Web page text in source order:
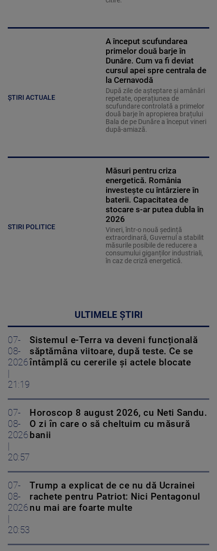
ȘTIRI ACTUALE
A început scufundarea
primelor două barje în
Dunăre. Cum va fi deviat
cursul apei spre centrala de
la Cernavodă
După zile de așteptare și amânări
repetate, operațiunea de
scufundare controlată a primelor
două barje în apropierea brațului
Bala de pe Dunăre a început vineri
după-amiază.
STIRI POLITICE
Măsuri pentru criza
energetică. România
investește cu întârziere în
baterii. Capacitatea de
stocare s-ar putea dubla în
2026
Vineri, într-o nouă ședință
extraordinară, Guvernul a stabilit
măsurile posibile de reducere a
consumului giganților industriali,
în caz de criză energetică.
ULTIMELE ȘTIRI
07-
08-
2026
21:19
Sistemul e-Terra va deveni funcțională
săptămâna viitoare, după teste. Ce se
întâmplă cu cererile și actele blocate
07-
08-
2026
20:57
Horoscop 8 august 2026, cu Neti Sandu.
O zi în care o să cheltuim cu măsură
banii
07-
08-
2026
20:53
Trump a explicat de ce nu dă Ucrainei
rachete pentru Patriot: Nici Pentagonul
nu mai are foarte multe